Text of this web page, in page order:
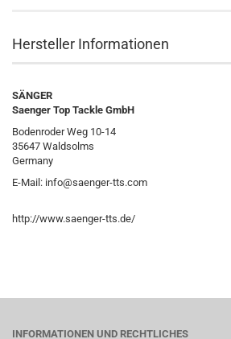
Hersteller Informationen
SÄNGER
Saenger Top Tackle GmbH
Bodenroder Weg 10-14
35647 Waldsolms
Germany
E-Mail: info@saenger-tts.com
http://www.saenger-tts.de/
INFORMATIONEN UND RECHTLICHES